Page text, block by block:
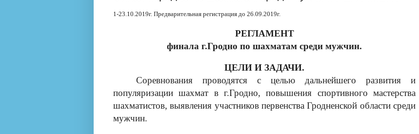
1-23.10.2019г. Предварительная регистрация до 26.09.2019г.
РЕГЛАМЕНТ
финала г.Гродно по шахматам среди мужчин.
ЦЕЛИ И ЗАДАЧИ.
Соревнования проводятся с целью дальнейшего развития и
популяризации шахмат в г.Гродно, повышения спортивного мастерства
шахматистов, выявления участников первенства Гродненской области среди
мужчин.